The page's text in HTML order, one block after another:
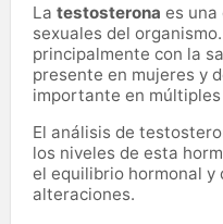
La testosterona es una
sexuales del
principalmente con la
presente en mujeres y
importante en
El análisis de
los niveles de esta
el equilibrio hormonal y
alteraciones.